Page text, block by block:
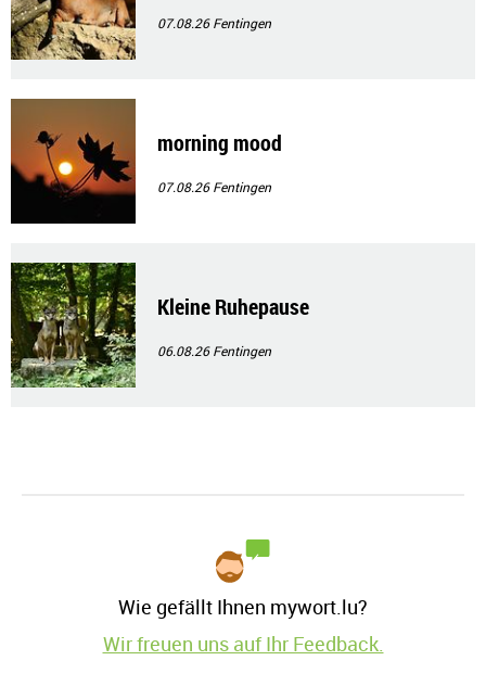
07.08.26Fentingen
morning mood
07.08.26Fentingen
Kleine Ruhepause
06.08.26Fentingen
Wie gefällt Ihnen mywort.lu?
Wir freuen uns auf Ihr Feedback.